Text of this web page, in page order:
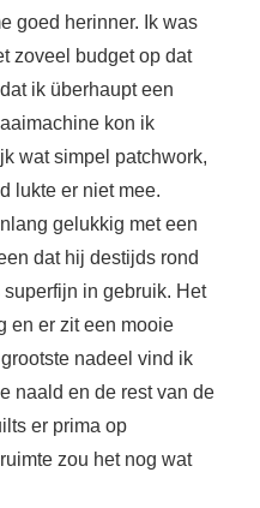
goed herinner. Ik was
zoveel budget op dat
ik überhaupt een
kon ik
wat simpel patchwork,
lukte er niet mee.
gelukkig met een
dat hij destijds rond
in gebruik. Het
en er zit een mooie
nadeel vind ik
naald en de rest van de
er prima op
zou het nog wat